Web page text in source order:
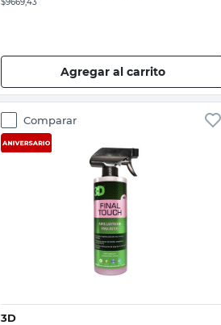
Agregar al carrito
Comparar
Vista rápida
3D